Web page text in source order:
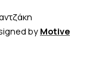
by Motive